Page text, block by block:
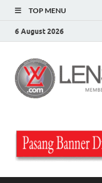
TOP MENU
6 August 2026